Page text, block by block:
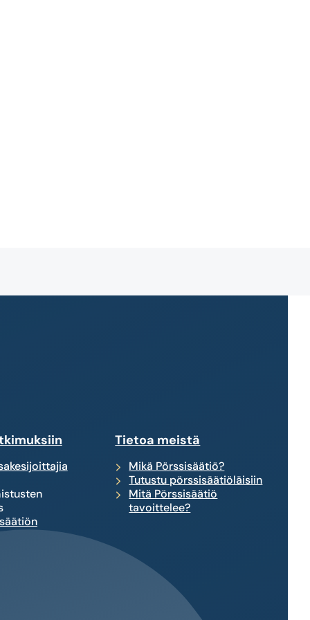
Tietoa meistä
Mikä Pörssisäätiö?
Tutustu pörssisäätiöläisiin
Mitä Pörssisäätiö
tavoittelee?